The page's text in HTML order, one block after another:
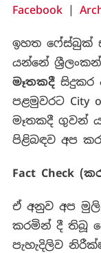
Facebook|
ඉහත ෆේස්බුක්
යන්නේ
මෑතකදීසිදුකර
පළමුවරට City
මෑතකදී ගුවන්
පිළිබඳව අප
Fact Check (
ඒ අනුව අප
කරමින් දී තිබූ
පැහැදිලිව